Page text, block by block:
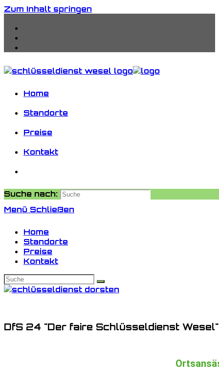
Zum Inhalt springen
Home
Standorte
Preise
Kontakt
Suche nach:
Menü Schließen
Home
Standorte
Preise
Kontakt
DfS 24 "Der faire Schlüsseldienst Wesel"